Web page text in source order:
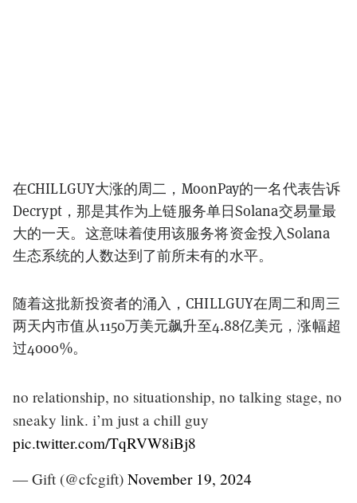
在CHILLGUY大涨的周二，MoonPay的一名代表告诉
Decrypt，那是其作为上链服务单日Solana交易量最
大的一天。这意味着使用该服务将资金投入Solana
生态系统的人数达到了前所未有的水平。
随着这批新投资者的涌入，CHILLGUY在周二和周三
两天内市值从1150万美元飙升至4.88亿美元，涨幅超
过4000%。
no relationship, no situationship, no talking stage, no
sneaky link. i’m just a chill guy
pic.twitter.com/TqRVW8iBj8
— Gift (@cfcgift) November 19, 2024